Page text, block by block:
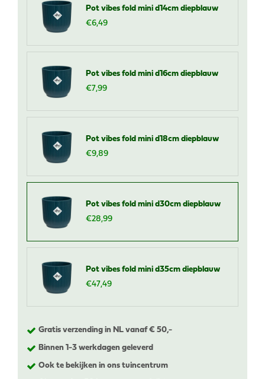
Pot vibes fold mini d14cm diepblauw
€6,49
Pot vibes fold mini d16cm diepblauw
€7,99
Pot vibes fold mini d18cm diepblauw
€9,89
Pot vibes fold mini d30cm diepblauw
€28,99
Pot vibes fold mini d35cm diepblauw
€47,49
Gratis verzending in NL vanaf € 50,-
Binnen 1-3 werkdagen geleverd
Ook te bekijken in ons tuincentrum